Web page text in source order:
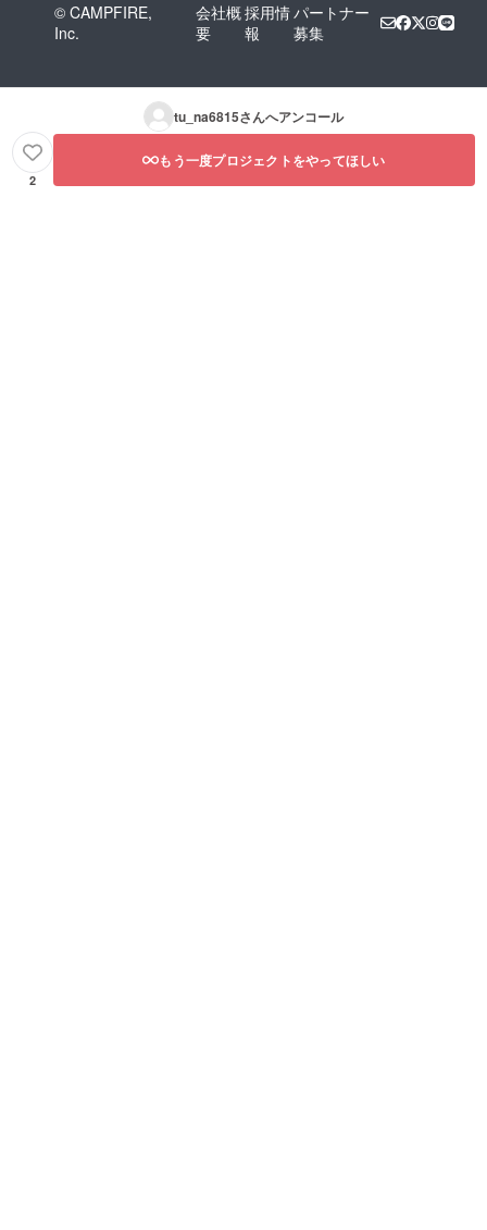
© CAMPFIRE,
Inc.
会社概
要
採用情
報
パートナー
募集
tu_na6815さんへアンコール
2
もう一度プロジェクトをやってほしい